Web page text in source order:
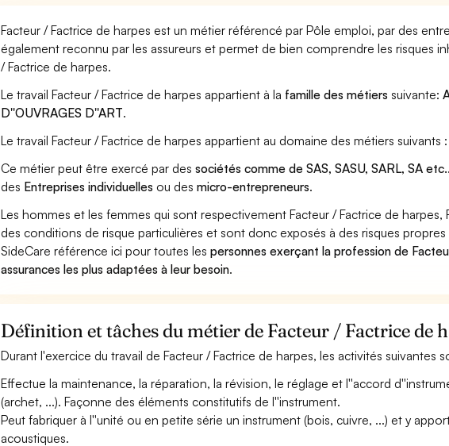
Facteur / Factrice de harpes est un métier référencé par Pôle emploi, par des
également reconnu par les assureurs et permet de bien comprendre les risques
/ Factrice de harpes.
Le travail Facteur / Factrice de harpes appartient à la famille des métiers suivante:
D''OUVRAGES D''ART.
Le travail Facteur / Factrice de harpes appartient au domaine des métiers suivants :
Ce métier peut être exercé par dessociétés comme de SAS, SASU, SARL, SA etc..
des Entreprises individuelles ou desmicro-entrepreneurs.
Les hommes et les femmes qui sont respectivement Facteur / Factrice de harpes,
des conditions de risque particulières et sont donc exposés à des risques propres
SideCare référence ici pour toutes lespersonnes exerçant la profession de
assurances les plus adaptées à leur besoin.
Définition et tâches du métier de Facteur / Factrice de
Durant l'exercice du travail de Facteur / Factrice de harpes, les activités suivantes
Effectue la maintenance, la réparation, la révision, le réglage et l''accord
(archet, ...). Façonne des éléments constitutifs de l''instrument.
Peut fabriquer à l''unité ou en petite série un instrument (bois, cuivre, ...) et y
acoustiques.